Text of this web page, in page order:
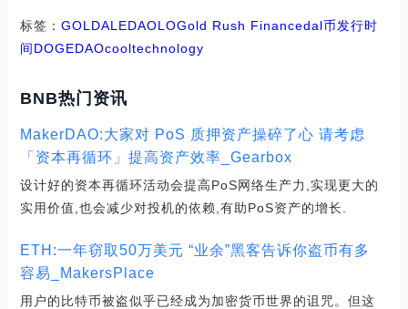
标签： GOL DAL EDAOLOGold Rush Financedal币发行时
间DOGEDAOcooltechnology
BNB热门资讯
MakerDAO:大家对 PoS 质押资产操碎了心 请考虑
「资本再循环」提高资产效率_Gearbox
设计好的资本再循环活动会提高PoS网络生产力,实现更大的
实用价值,也会减少对投机的依赖,有助PoS资产的增长.
ETH:一年窃取50万美元 “业余”黑客告诉你盗币有多
容易_MakersPlace
用户的比特币被盗似乎已经成为加密货币世界的诅咒。但这